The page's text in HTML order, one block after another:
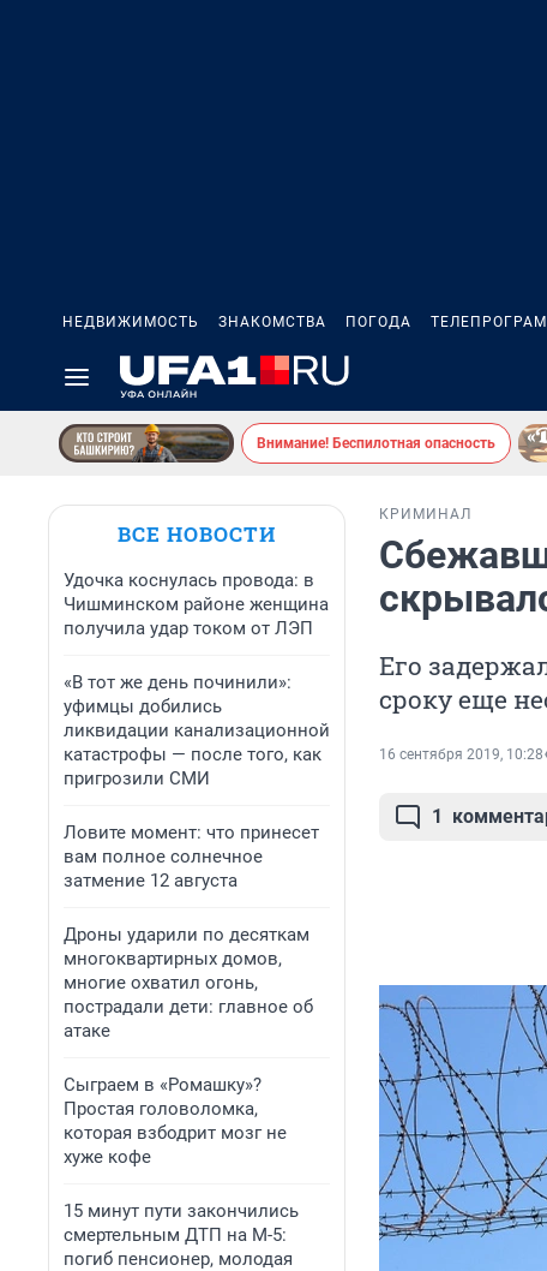
НЕДВИЖИМОСТЬ ЗНАКОМСТВА ПОГОДА
Внимание! Беспилотная опасность
ВСЕ НОВОСТИ
Удочка коснулась провода: в
Чишминском районе женщина
получила удар током от ЛЭП
«В тот же день починили»:
уфимцы добились
ликвидации канализационной
катастрофы — после того, как
пригрозили СМИ
Ловите момент: что принесет
вам полное солнечное
затмение 12 августа
Дроны ударили по десяткам
многоквартирных домов,
многие охватил огонь,
пострадали дети: главное об
атаке
Сыграем в «Ромашку»?
Простая головоломка,
которая взбодрит мозг не
хуже кофе
15 минут пути закончились
смертельным ДТП на М-5:
погиб пенсионер, молодая
КРИМИНАЛ
Его
сроку еще
16 сентября 2019, 10:28
1